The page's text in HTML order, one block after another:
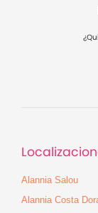
Alannia Salou
Alannia Costa